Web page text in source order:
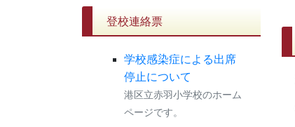
登校連絡票
学校感染症による出席
停止について
港区立赤羽小学校のホーム
ページです。